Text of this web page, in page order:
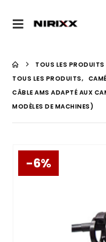
TOUS LES PRODUITS
TOUS LES PRODUITS,
CÂBLE AMS ADAPTÉ AUX
MODÈLES DE MACHINES)
-6%